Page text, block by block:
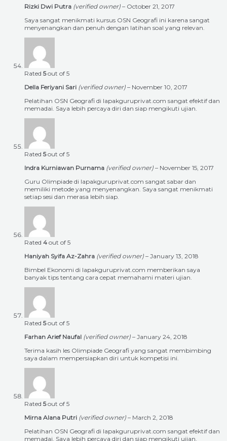
Rizki Dwi Putra (verified owner) – October 21, 2017
Saya sangat menikmati kursus OSN Geografi ini karena sangat
menyenangkan dan penuh dengan latihan soal yang relevan.
Rated 5out of 5
Della Feriyani Sari (verified owner) – November 10, 2017
Pelatihan OSN Geografi di lapakguruprivat.com sangat efektif dan
memadai. Saya lebih percaya diri dan siap mengikuti ujian.
Rated 5out of 5
Indra Kurniawan Purnama (verified owner) – November 15, 2017
Guru Olimpiade di lapakguruprivat.com sangat sabar dan
memiliki metode yang menyenangkan. Saya sangat menikmati
setiap sesi dan merasa lebih siap.
Rated 4 out of 5
Haniyah Syifa Az-Zahra (verified owner) – January 13, 2018
Bimbel Ekonomi di lapakguruprivat.com memberikan saya
banyak tips tentang cara cepat memahami materi ujian.
Rated 5out of 5
Farhan Arief Naufal (verified owner) – January 24, 2018
Terima kasih les Olimpiade Geografi yang sangat membimbing
saya dalam mempersiapkan diri untuk kompetisi ini.
Rated 5out of 5
Mirna Alana Putri (verified owner) – March 2, 2018
Pelatihan OSN Geografi di lapakguruprivat.com sangat efektif dan
memadai. Saya lebih percaya diri dan siap mengikuti ujian.